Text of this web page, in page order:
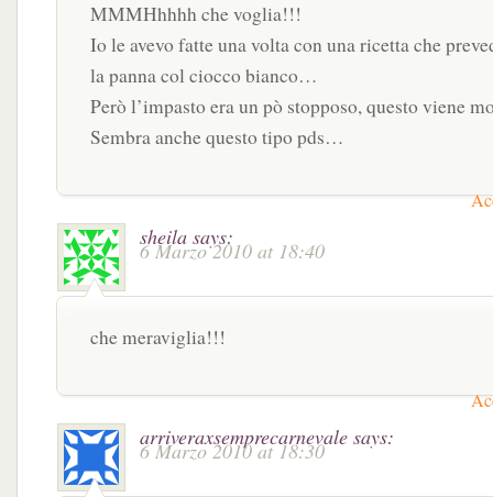
MMMHhhhh che voglia!!!
Io le avevo fatte una volta con una ricetta che
la panna col ciocco bianco…
Però l’impasto era un pò stopposo, questo viene
Sembra anche questo tipo pds…
sheila says:
6 Marzo 2010 at 18:40
che meraviglia!!!
arriveraxsemprecarnevale says:
6 Marzo 2010 at 18:30